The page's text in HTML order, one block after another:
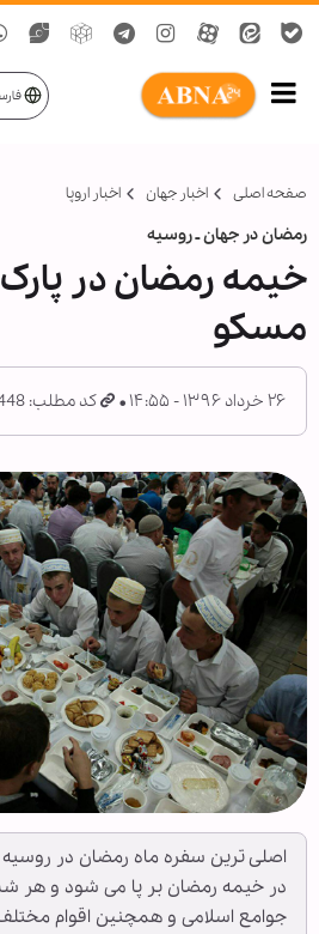
صفحه اصلی اخبار جهان اخبار اروپا
رمضان در جهان ـ روسیه
خیمه رمضان در
مسکو
۲۶ خرداد ۱۳۹۶ - ۱۴:۵۵ کد مطلب: 721448
اصلی ترین سفره ماه رمضان در
در خیمه رمضان بر پا می شود و هر شب
جوامع اسلامی و همچنین اقوام